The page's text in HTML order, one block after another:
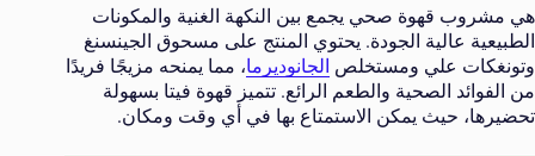
هي مشروب قهوة صحي يجمع بين النكهة الغنية والمكونات
الطبيعية عالية الجودة. يحتوي المنتج على مسحوق الجينسنغ
وتونغكات علي ومستخلص الجانوديرما، مما يمنحه مزيجًا فريدًا
من الفوائد الصحية والطعم الرائع. تتميز قهوة فيتا بسهولة
تحضيرها، حيث يمكن الاستمتاع بها في أي وقت ومكان.